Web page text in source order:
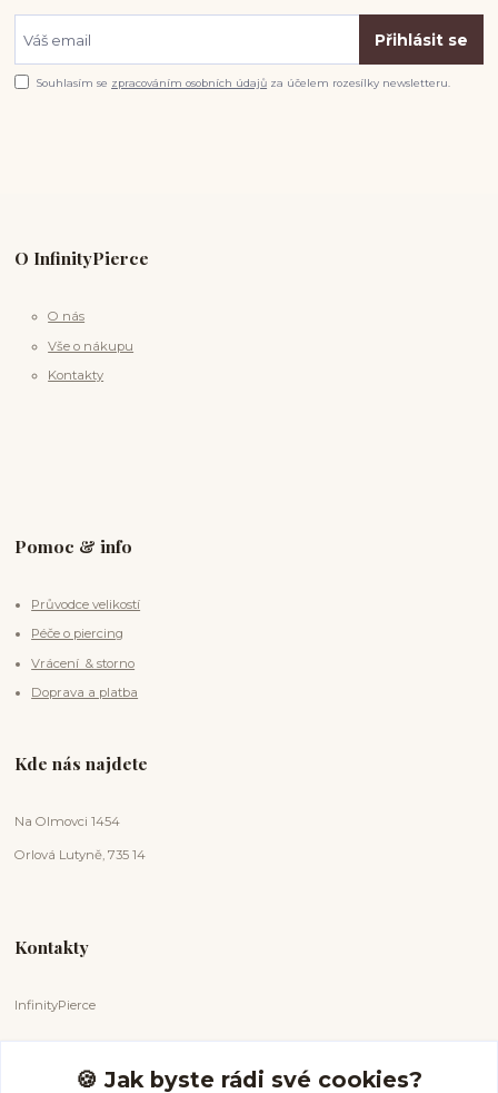
Přihlásit se
Souhlasím se zpracováním osobních údajů za účelem rozesílky newsletteru.
O InfinityPierce
O nás
Vše o nákupu
Kontakty
Pomoc & info
Průvodce velikostí
Péče o piercing
Vrácení & storno
Doprava a platba
Kde nás najdete
Na Olmovci 1454
Orlová Lutyně, 735 14
Kontakty
InfinityPierce
+420 731 681 038
🍪 Jak byste rádi své cookies?